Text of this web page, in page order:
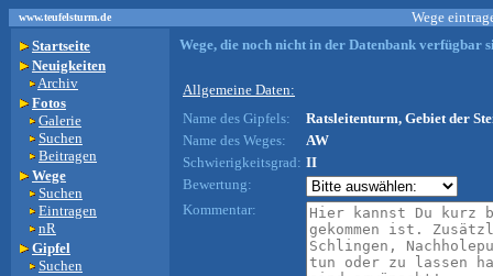
www.teufelsturm.de
Wege
Startseite
Neuigkeiten
Archiv
Fotos
Galerie
Suchen
Beitragen
Wege
Suchen
Eintragen
nR
Gipfel
Suchen
Wege, die noch nicht in der Datenbank verfügbar
Allgemeine Daten:
Name des Gipfels:
Ratsleitenturm, Gebiet der
Name des Weges:
AW
Schwierigkeitsgrad: II
Bewertung:
Kommentar: